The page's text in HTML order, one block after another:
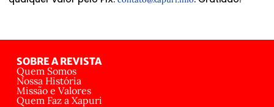
SOBRE A REVISTA
Quem Somos
Nossa História
Missão e Valores
Quem Faz a Xapuri